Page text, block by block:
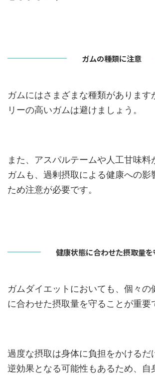
ガムの種類に注意
ガムにはさまざまな種類があります
リーの高いガムは避けましょう。
また、アスパルテームや人工甘味料
ガムも、過剰摂取による健康への影
ため注意が必要です。
健康状態に合わせた摂取量を
ガムダイエットにおいても、個々の
に合わせた摂取量を守ることが重要
過度な摂取は身体に負担をかけるだ
逆効果となる可能性もあるため、自